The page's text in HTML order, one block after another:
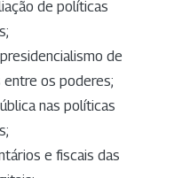
de políticas
de
os poderes;
nas políticas
e fiscais das